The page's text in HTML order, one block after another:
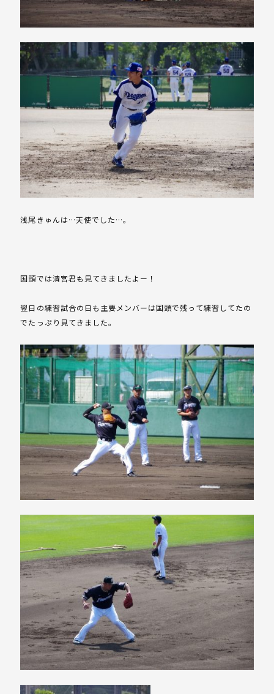
浅尾きゅんは…天使でした…。
国頭では清宮君も見てきましたよー！
翌日の練習試合の日も主要メンバーは国頭で残って練習してたの
でたっぷり見てきました。